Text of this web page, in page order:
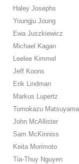
Haley Josephs
Youngju Joung
Ewa Juszkiewicz
Michael Kagan
Leelee Kimmel
Jeff Koons
Erik Lindman
Markus Lupertz
Tomokazu Matsuyama
John McAllister
Sam McKinniss
Keita Morimoto
Tia-Thuy Nguyen